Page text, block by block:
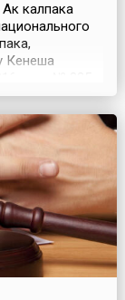
калпака
Кенеша
гордости